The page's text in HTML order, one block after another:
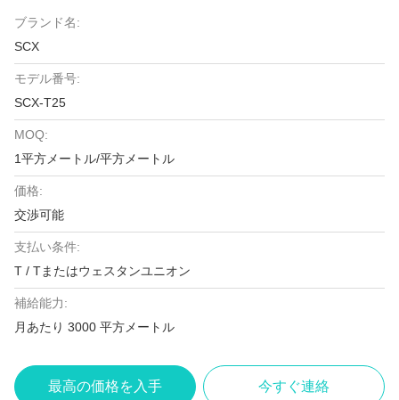
ブランド名:
SCX
モデル番号:
SCX-T25
MOQ:
1平方メートル/平方メートル
価格:
交渉可能
支払い条件:
T / Tまたはウェスタンユニオン
補給能力:
月あたり 3000 平方メートル
最高の価格を入手 今すぐ連絡